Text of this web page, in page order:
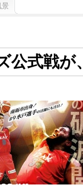
景
公式戦が